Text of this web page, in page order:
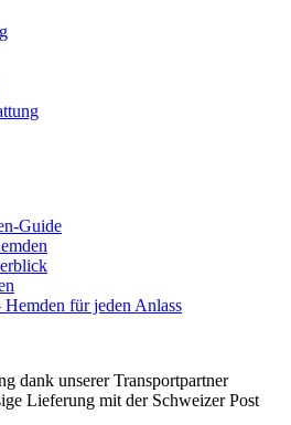
Guide
Hemden für jeden Anlass
dank unserer Transportpartner
Lieferung mit der Schweizer Post